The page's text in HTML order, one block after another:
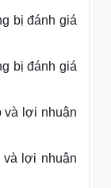
bị đánh giá
bị đánh giá
và lợi nhuận
và lợi nhuận